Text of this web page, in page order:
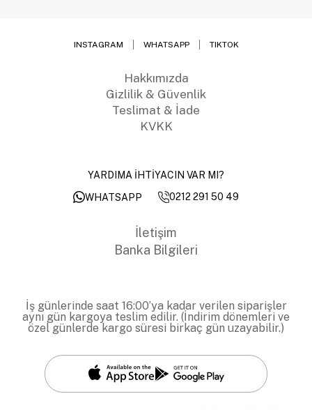
INSTAGRAM WHATSAPP TIKTOK
Hakkımızda
Gizlilik & Güvenlik
Teslimat & İade
KVKK
YARDIMA İHTİYACIN VAR MI?
WHATSAPP
0212 291 50 49
İletişim
Banka Bilgileri
İş günlerinde saat 16:00’ya kadar verilen siparişler
aynı gün kargoya teslim edilir. (İndirim dönemleri ve
özel günlerde kargo süresi birkaç gün uzayabilir.)